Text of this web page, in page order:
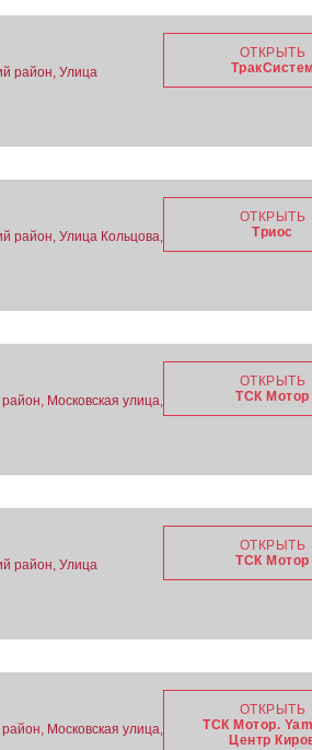
район, Улица
ОТКРЫТЬ
район, Улица Кольцова,
ОТКРЫТЬ
Триос
район, Московская улица,
ОТКРЫТЬ
ТСК Мотор
район, Улица
ОТКРЫТЬ
ТСК Мотор
район, Московская улица,
ОТКРЫТЬ
ТСК Мотор.
Центр